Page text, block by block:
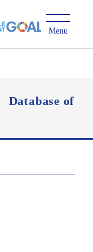
Database of